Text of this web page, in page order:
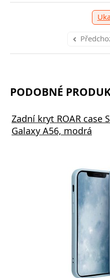
PODOBNÉ
Zadní kryt ROAR case
Galaxy A56, modrá